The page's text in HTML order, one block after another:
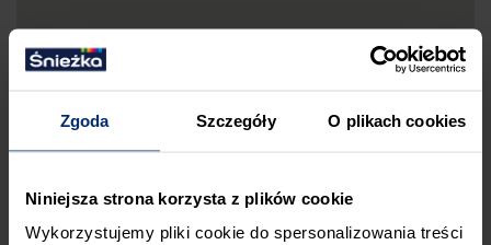
Zgoda Szczegóły O plikach cookies
Niniejsza strona korzysta z plików cookie
Wykorzystujemy pliki cookie do spersonalizowania treści
ZGŁOŚ BŁĄD